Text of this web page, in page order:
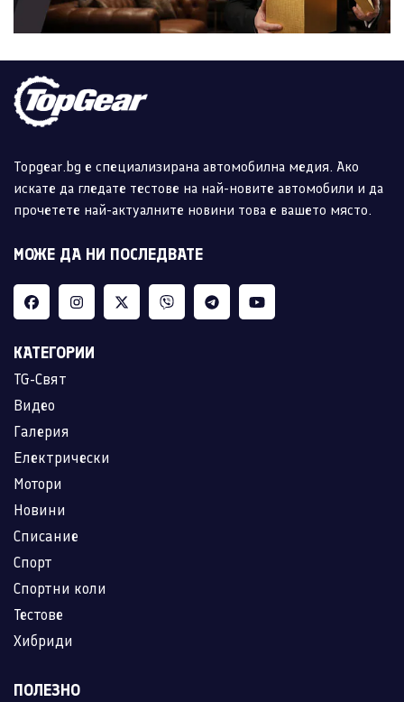
Topgear.bg е специализирана автомобилна медия. Ако
искате да гледате тестове на най-новите автомобили и да
прочетете най-актуалните новини това е вашето място.
МОЖЕ ДА НИ ПОСЛЕДВАТЕ
КАТЕГОРИИ
TG-Свят
Видео
Галерия
Електрически
Мотори
Новини
Списание
Спорт
Спортни коли
Тестове
Хибриди
ПОЛЕЗНО